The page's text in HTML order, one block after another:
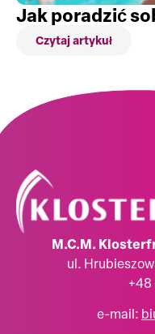
Jak poradzić
Czytaj artykuł
M.C.M.
ul.
+48
e-mail: